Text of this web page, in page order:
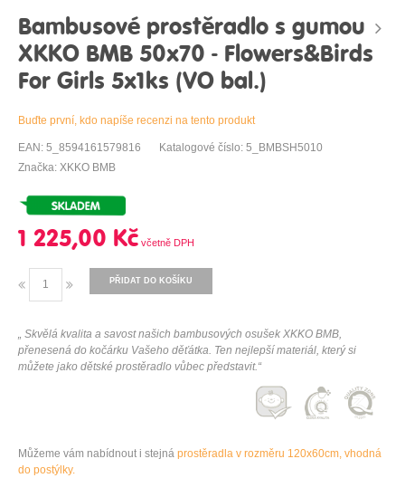
Bambusové prostěradlo s gumou
XKKO BMB 50x70 - Flowers&Birds
For Girls 5x1ks (VO bal.)
Buďte první, kdo napíše recenzi na tento produkt
EAN: 5_8594161579816
Katalogové číslo: 5_BMBSH5010
Značka: XKKO BMB
1 225,00 Kč
PŘIDAT DO KOŠÍKU
„ Skvělá kvalita a savost našich bambusových osušek XKKO BMB,
přenesená do kočárku Vašeho děťátka. Ten nejlepší materiál, který si
můžete jako dětské prostěradlo vůbec představit.“
Můžeme vám nabídnout i stejná prostěradla v rozměru 120x60cm, vhodná
do postýlky.